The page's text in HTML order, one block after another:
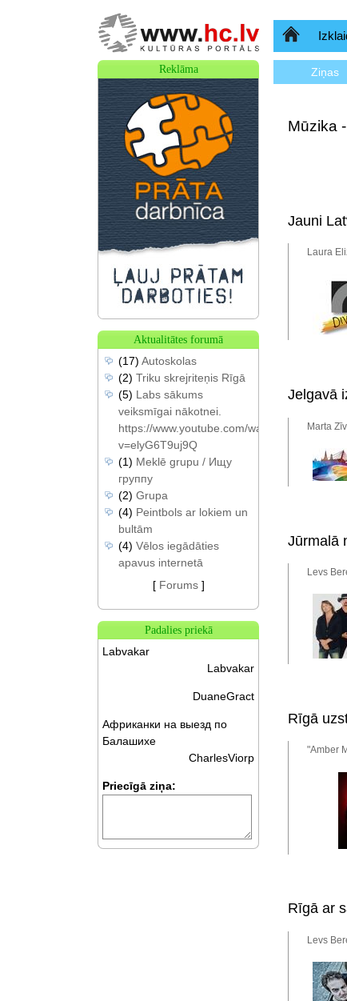
Sākumlapa
Ziņas
Mūzika
Jauni
Laura
Jelgavā
Marta
Jūrmalā
Levs
Rīgā
"Amber
Rīgā ar
Levs
Reklāma
Aktualitātes forumā
(17) Autoskolas
(2) Triku skrejriteņis Rīgā
(5) Labs sākums
veiksmīgai nākotnei.
https://www.youtube.com/watch?
v=elyG6T9uj9Q
(1) Meklē grupu / Ищу
группу
(2) Grupa
(4) Peintbols ar lokiem un
bultām
(4) Vēlos iegādāties
apavus internetā
[ Forums]
Padalies priekā
Labvakar
Labvakar
DuaneGract
Африканки на выезд по
Балашихе
CharlesViorp
Priecīgā ziņa: